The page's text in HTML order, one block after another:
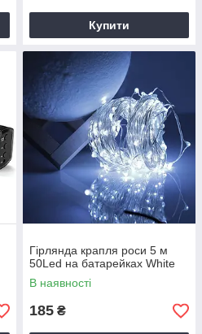
Купити
Гірлянда крапля роси 5 м
50Led на батарейках White
В наявності
185 ₴